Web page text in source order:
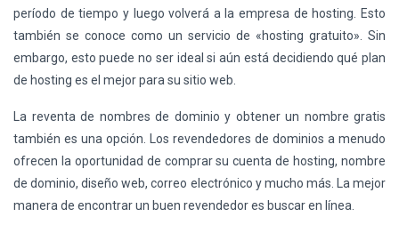
período de tiempo y luego volverá a la empresa de hosting. Esto
también se conoce como un servicio de «hosting gratuito». Sin
embargo, esto puede no ser ideal si aún está decidiendo qué plan
de hosting es el mejor para su sitio web.
La reventa de nombres de dominio y obtener un nombre gratis
también es una opción. Los revendedores de dominios a menudo
ofrecen la oportunidad de comprar su cuenta de hosting, nombre
de dominio, diseño web, correo electrónico y mucho más. La mejor
manera de encontrar un buen revendedor es buscar en línea.